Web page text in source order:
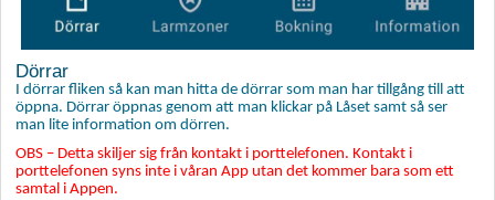
Dörrar
I dörrar fliken så kan man hitta de dörrar som man har tillgång till att
öppna. Dörrar öppnas genom att man klickar på Låset samt så ser
man lite information om dörren.
OBS – Detta skiljer sig från kontakt i porttelefonen. Kontakt i
porttelefonen syns inte i våran App utan det kommer bara som ett
samtal i Appen.